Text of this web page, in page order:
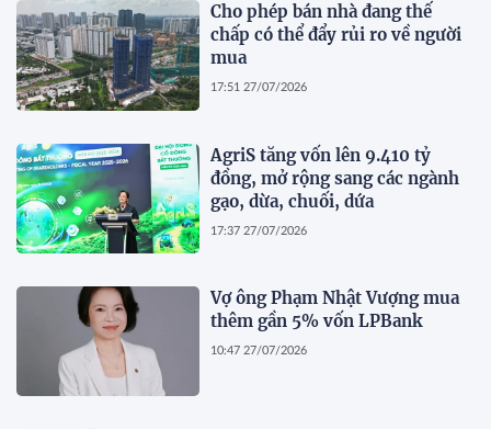
Cho phép bán nhà đang thế
chấp có thể đẩy rủi ro về người
mua
17:51 27/07/2026
AgriS tăng vốn lên 9.410 tỷ
đồng, mở rộng sang các ngành
gạo, dừa, chuối, dứa
17:37 27/07/2026
Vợ ông Phạm Nhật Vượng mua
thêm gần 5% vốn LPBank
10:47 27/07/2026